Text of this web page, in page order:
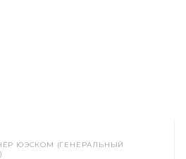
ЮЭСКОМ (ГЕНЕРАЛЬНЫЙ